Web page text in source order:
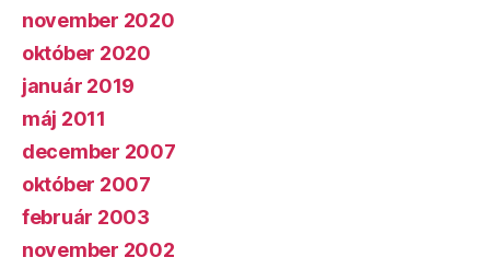
november 2020
október 2020
január 2019
máj 2011
december 2007
október 2007
február 2003
november 2002